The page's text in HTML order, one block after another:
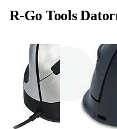
R-Go Tools
Kabelansluten